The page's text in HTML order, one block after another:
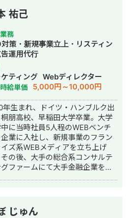
祐己
務
策・新規事業立上・リスティン
運用代行
ティング Webディレクター
給単価 5,000円～10,000円
年生まれ、ドイツ・ハンブルク出
朋高校、早稲田大学卒業。大学
に当時社員5人程のWEBベンチ
企業に入社し、新規事業のフラン
ズ系WEBメディアを立ち上げ
の後、大手の総合系コンサルテ
ファームにて大手金融企業を顧
じゅん